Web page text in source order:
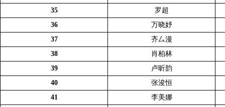
35
罗超
36
万晓妤
37
齐厶漫
38
肖柏林
39
卢昕韵
40
张浚恒
41
李美娜